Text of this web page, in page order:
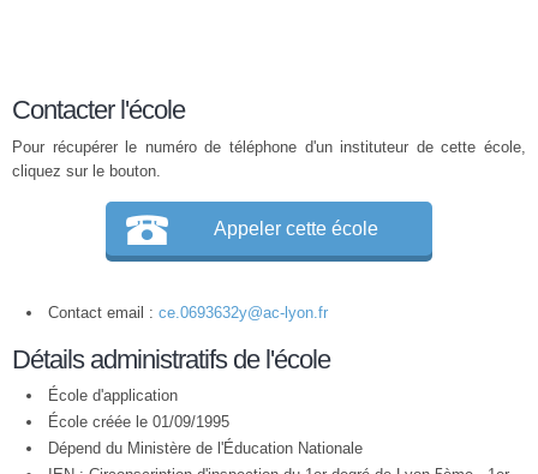
Contacter l'école
Pour récupérer le numéro de téléphone d'un instituteur de cette école,
cliquez sur le bouton.
Appeler cette école
Contact email : ce.0693632y@ac-lyon.fr
Détails administratifs de l'école
École d'application
École créée le 01/09/1995
Dépend du Ministère de l'Éducation Nationale